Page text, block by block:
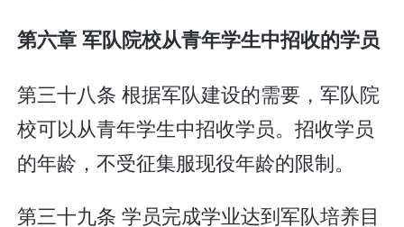
第六章 军队院校从青年学生中招收的学员
第三十八条 根据军队建设的需要，军队院
校可以从青年学生中招收学员。招收学员
的年龄，不受征集服现役年龄的限制。
第三十九条 学员完成学业达到军队培养目